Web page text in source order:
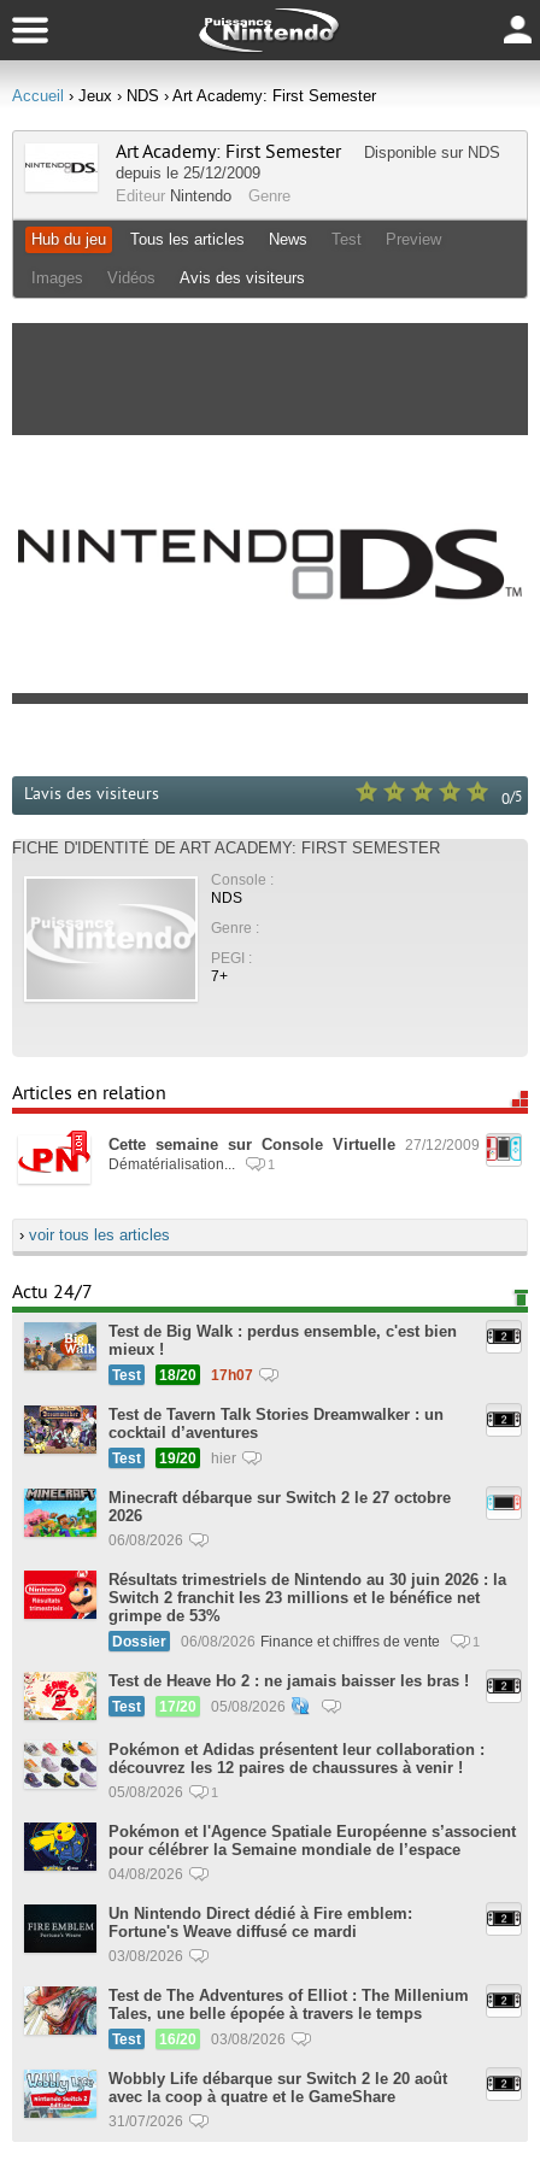
Accueil › Jeux › NDS › Art Academy: First Semester
Art Academy: First Semester Disponible sur NDS
depuis le 25/12/2009
Editeur Nintendo Genre
Hub du jeu Tous les articles News Test Preview
Images Vidéos Avis des visiteurs
0/5
L'avis des visiteurs
FICHE D'IDENTITÉ DE ART ACADEMY: FIRST SEMESTER
Console :
NDS
Genre :
PEGI :
7+
Articles en relation
Cette semaine sur Console Virtuelle
27/12/2009
Dématérialisation...
1
› voir tous les articles
Actu 24/7
Test de Big Walk : perdus ensemble, c'est bien
mieux !
Test 18/20 17h07
Test de Tavern Talk Stories Dreamwalker : un
cocktail d’aventures
Test 19/20 hier
Minecraft débarque sur Switch 2 le 27 octobre
2026
06/08/2026
Résultats trimestriels de Nintendo au 30 juin 2026 : la
Switch 2 franchit les 23 millions et le bénéfice net
grimpe de 53%
Dossier 06/08/2026 Finance et chiffres de vente 1
Test de Heave Ho 2 : ne jamais baisser les bras !
Test 17/20 05/08/2026
Pokémon et Adidas présentent leur collaboration :
découvrez les 12 paires de chaussures à venir !
05/08/2026 1
Pokémon et l'Agence Spatiale Européenne s’associent
pour célébrer la Semaine mondiale de l’espace
04/08/2026
Un Nintendo Direct dédié à Fire emblem:
Fortune's Weave diffusé ce mardi
03/08/2026
Test de The Adventures of Elliot : The Millenium
Tales, une belle épopée à travers le temps
Test 16/20 03/08/2026
Wobbly Life débarque sur Switch 2 le 20 août
avec la coop à quatre et le GameShare
31/07/2026